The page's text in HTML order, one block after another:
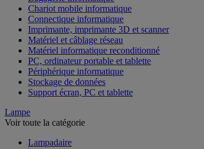
Chariot mobile informatique
Connectique informatique
Imprimante, imprimante 3D et scanner
Matériel et câblage réseau
Matériel informatique reconditionné
PC, ordinateur portable et tablette
Périphérique informatique
Stockage de données
Support écran, PC et tablette
Lampe
Voir toute la catégorie
Lampadaire